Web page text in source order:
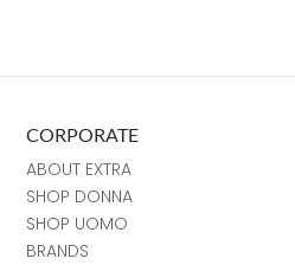
CORPORATE
ABOUT EXTRA
SHOP DONNA
SHOP UOMO
BRANDS